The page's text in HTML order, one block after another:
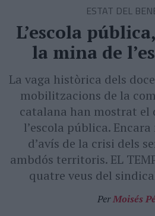
ESTAT DEL
L’escola
la mina de
La vaga històrica dels
mobilitzacions de la
catalana han mostrat el
l’escola pública.
d’avís de la crisi dels
ambdós territoris. EL
quatre veus del
PerMoisés